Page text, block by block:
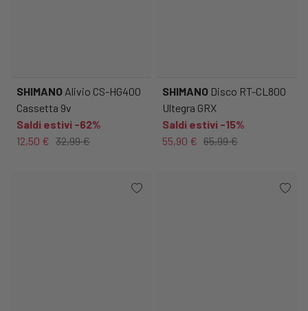
SHIMANO Alivio CS-HG400
Cassetta 9v
Saldi estivi -62%
12,50 € 32,99 €
SHIMANO Disco RT-CL800
Ultegra GRX
Saldi estivi -15%
55,90 € 65,99 €